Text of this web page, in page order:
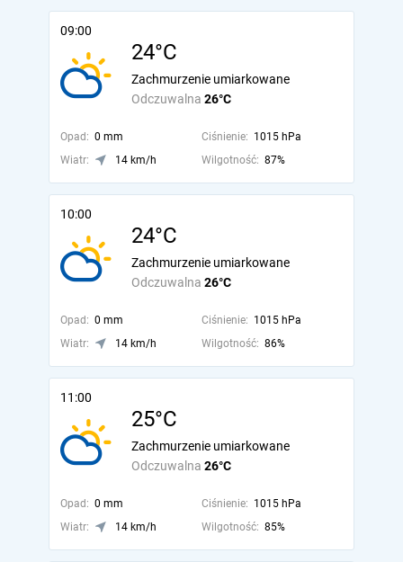
09:00
24°C
Odczuwalna 26°C
Zachmurzenie umiarkowane
Opad: 0 mm Ciśnienie: 1015 hPa
Wiatr:
14 km/h Wilgotność: 87%
10:00
24°C
Odczuwalna 26°C
Zachmurzenie umiarkowane
Opad: 0 mm Ciśnienie: 1015 hPa
Wiatr:
14 km/h Wilgotność: 86%
11:00
25°C
Odczuwalna 26°C
Zachmurzenie umiarkowane
Opad: 0 mm Ciśnienie: 1015 hPa
Wiatr:
14 km/h Wilgotność: 85%